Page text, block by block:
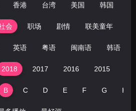
香港 台湾 美国 韩国
会 职场 剧情 联美童年
英语 粤语 闽南语 韩语
2018 2017 2016 2015
B C D E F G H